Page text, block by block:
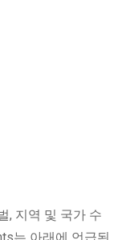
, 지역 및 국가 수